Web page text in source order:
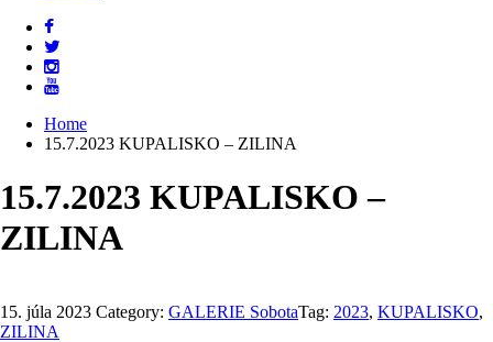
Home
15.7.2023 KUPALISKO – ZILINA
15.7.2023 KUPALISKO –
ZILINA
15. júla 2023 Category: GALERIE SobotaTag: 2023, KUPALISKO,
ZILINA